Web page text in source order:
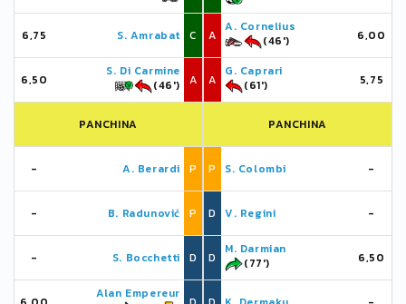
6,75 S. Amrabat C
6,50
S. Di Carmine
(46')
A
PANCHINA
- A. Berardi P
- B. Radunović P
- S. Bocchetti D
Alan Empereur
A
A. Cornelius
(46')
6,00
A
G. Caprari
(61')
5,75
PANCHINA
P S. Colombi -
D V. Regini -
D
M. Darmian
(77')
6,50